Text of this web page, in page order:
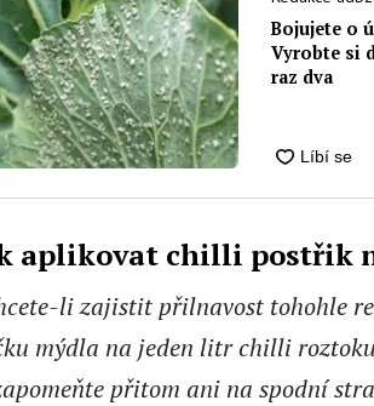
Bojujete o
Vyrobte si
raz dva
aplikovat chilli postřik
li zajistit přilnavost tohohle
mýdla na jeden litr chilli
přitom ani na spodní